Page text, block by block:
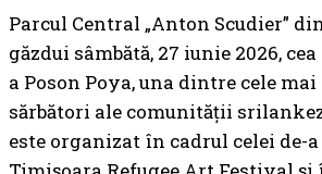
Parcul Central „Anton Scudier”
găzdui sâmbătă, 27 iunie 2026,
a Poson Poya, una dintre cele
sărbători ale comunității
este organizat în cadrul celei de-